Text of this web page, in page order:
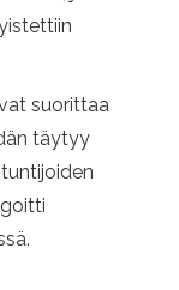
suorittaa
täytyy